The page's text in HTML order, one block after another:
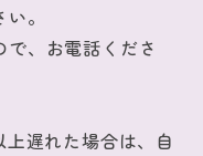
。
、お電話くださ
遅れた場合は、自